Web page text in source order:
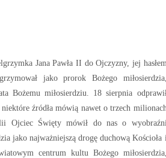
Jana Pawła II do Ojczyzny, jej
jako prorok Bożego miłosierdzia,
Bożemu miłosierdziu. 18 sierpnia
źródła mówią nawet o trzech
Ojciec Święty mówił do nas o
jako najważniejszą drogę duchową Kościoła
centrum kultu Bożego miłosierdzia,